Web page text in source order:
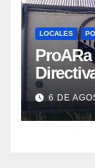
LOCALES
el6 DE